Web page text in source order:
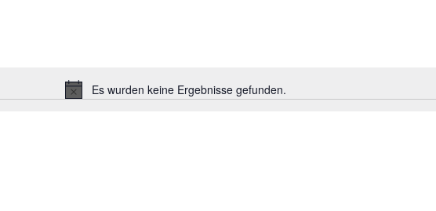
Hinweis
Es wurden keine Ergebnisse gefunden.